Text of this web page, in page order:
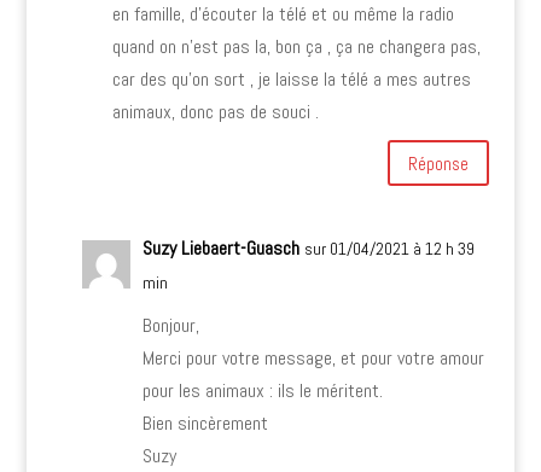
en famille, d’écouter la télé et ou même la radio
quand on n’est pas la, bon ça , ça ne changera pas,
car des qu’on sort , je laisse la télé a mes autres
animaux, donc pas de souci .
Réponse
Suzy Liebaert-Guasch sur 01/04/2021 à 12 h 39
min
Bonjour,
Merci pour votre message, et pour votre amour
pour les animaux : ils le méritent.
Bien sincèrement
Suzy